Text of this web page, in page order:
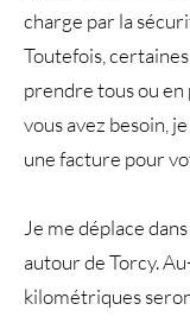
charge par la
Toutefois,
prendre tous ou en
vous avez besoin,
une facture pour
Je me déplace
autour de Torcy.
kilométriques